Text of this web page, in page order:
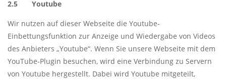
2.5 Youtube
Wir nutzen auf dieser Webseite die Youtube-
Einbettungsfunktion zur Anzeige und Wiedergabe von Videos
des Anbieters „Youtube“. Wenn Sie unsere Webseite mit dem
YouTube-Plugin besuchen, wird eine Verbindung zu Servern
von Youtube hergestellt. Dabei wird Youtube mitgeteilt,